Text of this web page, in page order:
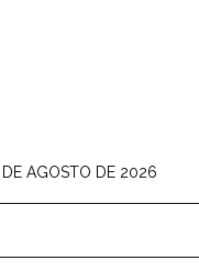
AGOSTO DE 2026